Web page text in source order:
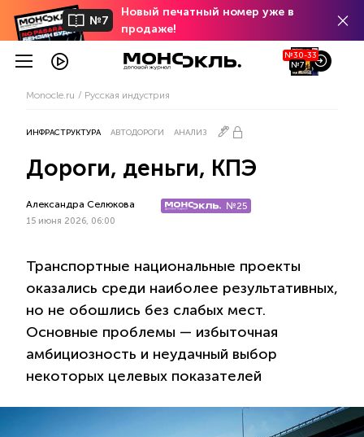
№7
Новый печатный номер уже в
продаже!
№30-33
№7
Monocle.ru Русская индустрия
ИНФРАСТРУКТУРА АВТОДОРОГИ АНАЛИЗ
Дороги, деньги, КПЭ
Александра Селюкова
15 июня 2026, 06:00
№25
Транспортные национальные проекты
оказались среди наиболее результативных,
но не обошлись без слабых мест.
Основные проблемы — избыточная
амбициозность и неудачный выбор
некоторых целевых показателей